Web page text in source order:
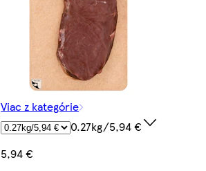
Viac z kategórie
0.27kg/5,94 €
5,94 €